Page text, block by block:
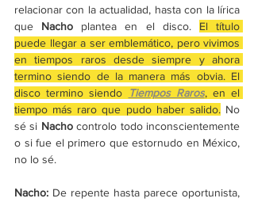
relacionar con la actualidad, hasta con la lírica
que Nacho plantea en el disco. El título
puede llegar a ser emblemático, pero vivimos
en tiempos raros desde siempre y ahora
termino siendo de la manera más obvia. El
disco termino siendo
Tiempos Raros, en el
tiempo más raro que pudo haber salido. No
sé si Nacho controlo todo inconscientemente
o si fue el primero que estornudo en México,
no lo sé.
Nacho: De repente hasta parece oportunista,